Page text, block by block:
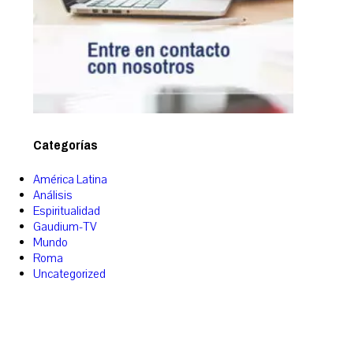
Categorías
América Latina
Análisis
Espiritualidad
Gaudium-TV
Mundo
Roma
Uncategorized